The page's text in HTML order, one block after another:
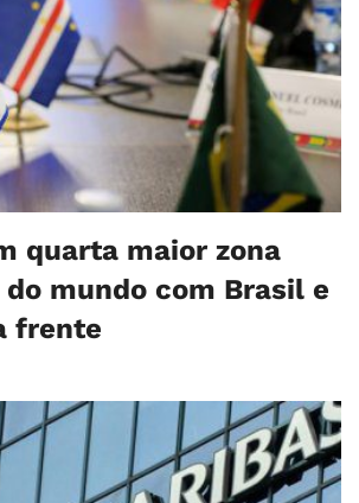
quarta maior zona
mundo com Brasil e
frente